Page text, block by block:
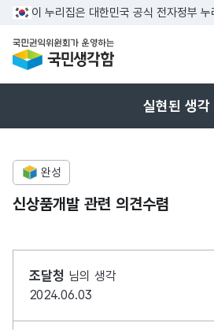
반복영역 건너뛰기
이 누리집은 대한민국 공식 전자정부
국민권익위원회가 운영하는 국민생각함
실현된 생각
완성
신상품개발 관련 의견수렴
조달청 님의 생각
2024.06.03